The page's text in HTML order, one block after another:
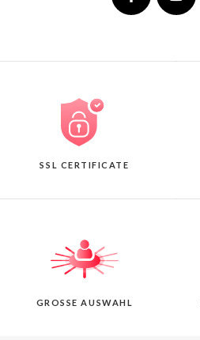
SSL CERTIFICATE
GROSSE AUSWAHL